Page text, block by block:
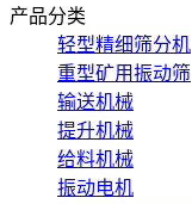
产品分类
轻型精细筛分机
重型矿用振动筛
输送机械
提升机械
给料机械
振动电机